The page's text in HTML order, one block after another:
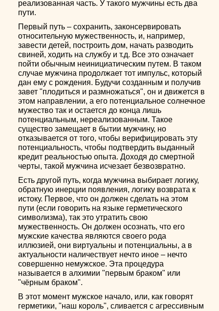
реализованная часть. У такого мужчины есть два
пути.
Первый путь – сохранить, законсервировать
относительную мужественность, и, например,
завести детей, построить дом, начать разводить
свиней, ходить на службу и т.д. Все это означает
пойти обычным неинициатическим путем. В таком
случае мужчина продолжает тот импульс, который
дан ему с рождения. Будучи созданным и получив
завет "плодиться и размножаться", он и движется в
этом направлении, а его потенциальное солнечное
мужество так и остается до конца лишь
потенциальным, нереализованным. Такое
существо замещает в бытии мужчину, но
отказывается от того, чтобы верифицировать эту
потенциальность, чтобы подтвердить выданный
кредит реальностью опыта. Доходя до смертной
черты, такой мужчина исчезает безвозвратно.
Есть другой путь, когда мужчина выбирает логику,
обратную инерции появления, логику возврата к
истоку. Первое, что он должен сделать на этом
пути (если говорить на языке герметического
символизма), так это утратить свою
мужественность. Он должен осознать, что его
мужские качества являются своего рода
иллюзией, они виртуальны и потенциальны, а в
актуальности наличествует нечто иное – нечто
совершенно немужское. Эта процедура
называется в алхимии "первым браком" или
"чёрным браком".
В этот момент мужское начало, или, как говорят
герметики, "наш король", сливается с агрессивным